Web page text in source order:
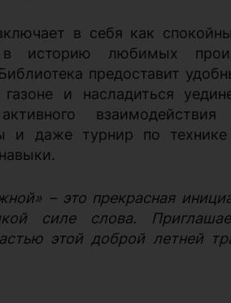
в себя как
в историю любимых
предоставит
и насладиться
взаимодействия
и даже турнир по
– это прекрасная
силе слова.
этой доброй летней